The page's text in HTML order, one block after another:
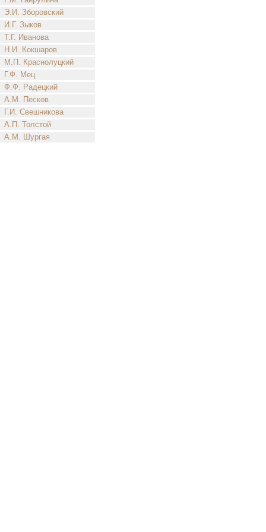
Э.И. Зборовский
И.Г. Зыков
Т.Г. Иванова
Н.И. Кокшаров
М.П. Краснолуцкий
Г.Ф. Мец
Ф.Ф. Радецкий
А.М. Песков
Г.И. Свешникова
А.П. Толстой
А.М. Шургая